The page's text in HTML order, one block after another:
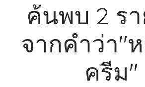
ค้นพบ 2 ร
จากคำว่า"
ครีม"